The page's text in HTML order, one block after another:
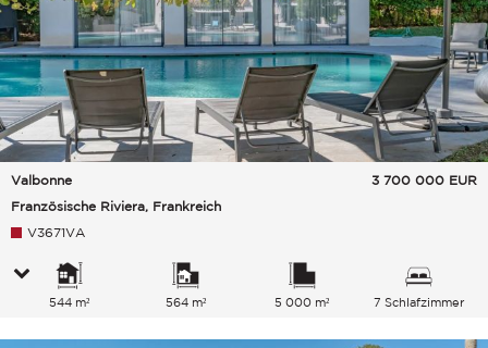
Valbonne
Französische Riviera, Frankreich
3 700 000 EUR
V3671VA
544 m² 564 m² 5 000 m² 7 Schlafzimmer